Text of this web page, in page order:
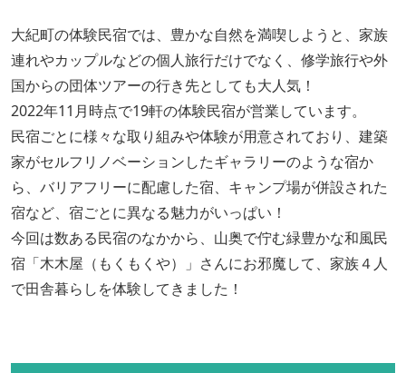
大紀町の体験民宿では、豊かな自然を満喫しようと、家族
連れやカップルなどの個人旅行だけでなく、修学旅行や外
国からの団体ツアーの行き先としても大人気！
2022年11月時点で19軒の体験民宿が営業しています。
民宿ごとに様々な取り組みや体験が用意されており、建築
家がセルフリノベーションしたギャラリーのような宿か
ら、バリアフリーに配慮した宿、キャンプ場が併設された
宿など、宿ごとに異なる魅力がいっぱい！
今回は数ある民宿のなかから、山奥で佇む緑豊かな和風民
宿「木木屋（もくもくや）」さんにお邪魔して、家族４人
で田舎暮らしを体験してきました！